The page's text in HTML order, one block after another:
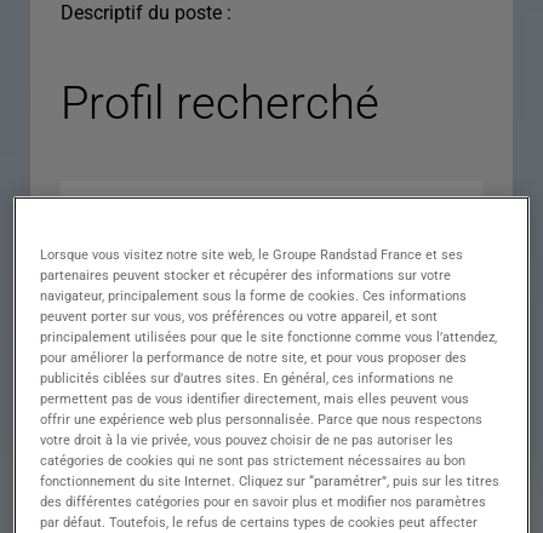
Descriptif du poste :
Profil recherché
Expérience
Salaire
Contrat
Ville
()
Lorsque vous visitez notre site web, le Groupe Randstad France et ses
partenaires peuvent stocker et récupérer des informations sur votre
navigateur, principalement sous la forme de cookies. Ces informations
peuvent porter sur vous, vos préférences ou votre appareil, et sont
principalement utilisées pour que le site fonctionne comme vous l’attendez,
pour améliorer la performance de notre site, et pour vous proposer des
publicités ciblées sur d’autres sites. En général, ces informations ne
permettent pas de vous identifier directement, mais elles peuvent vous
offrir une expérience web plus personnalisée. Parce que nous respectons
votre droit à la vie privée, vous pouvez choisir de ne pas autoriser les
catégories de cookies qui ne sont pas strictement nécessaires au bon
fonctionnement du site Internet. Cliquez sur “paramétrer”, puis sur les titres
des différentes catégories pour en savoir plus et modifier nos paramètres
par défaut. Toutefois, le refus de certains types de cookies peut affecter